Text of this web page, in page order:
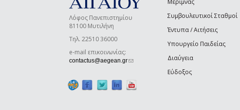
Λόφος Πανεπιστημίου
81100 Μυτιλήνη
Τηλ. 22510 36000
e-mail επικοινωνίας:
contactus@aegean.gr(link sends e-mail)
Μέριμνας
Συμβουλευτικοί Σταθμοί
Έντυπα / Αιτήσεις
Υπουργείο Παιδείας
Διαύγεια
Εύδοξος